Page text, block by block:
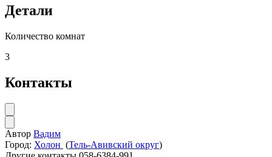
Детали
Количество комнат
3
Контакты
Автор Вадим
Город: Холон (Тель-Авивский округ)